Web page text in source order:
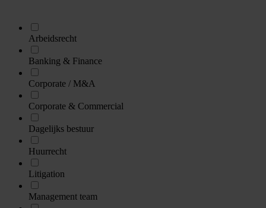
Arbeidsrecht
Banking & Finance
Corporate / M&A
Corporate & Commercial
Dagelijks bestuur
Huurrecht
Litigation
Management team